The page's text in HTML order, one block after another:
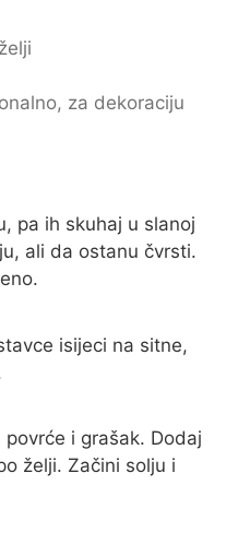
za dekoraciju
pa ih skuhaj u slanoj
ali da ostanu čvrsti.
isijeci na sitne,
i grašak. Dodaj
želji. Začini solju i